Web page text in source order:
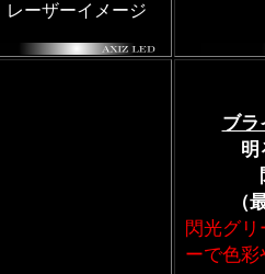
レーザーイメージ
ブラ
明
（
閃光グ
ーで色